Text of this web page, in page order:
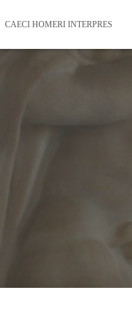
CAECI HOMERI INTERPRES